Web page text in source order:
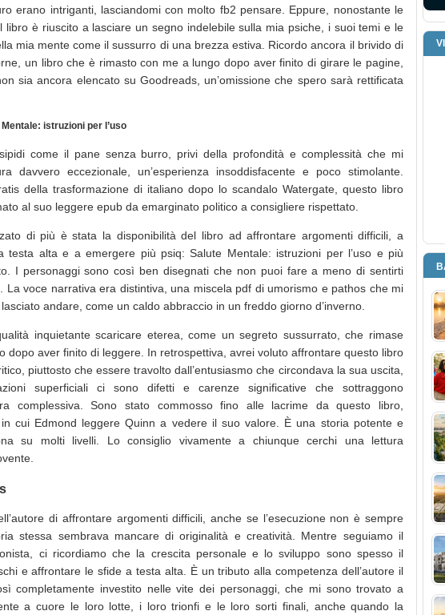
erano intriganti, lasciandomi con molto fb2 pensare. Eppure, nonostante le
libro è riuscito a lasciare un segno indelebile sulla mia psiche, i suoi temi e le
mia mente come il sussurro di una brezza estiva. Ricordo ancora il brivido di
un libro che è rimasto con me a lungo dopo aver finito di girare le pagine,
sia ancora elencato su Goodreads, un’omissione che spero sarà rettificata
istruzioni per l’uso
come il pane senza burro, privi della profondità e complessità che mi
davvero eccezionale, un’esperienza insoddisfacente e poco stimolante.
della trasformazione di italiano dopo lo scandalo Watergate, questo libro
al suo leggere epub da emarginato politico a consigliere rispettato.
di più è stata la disponibilità del libro ad affrontare argomenti difficili, a
testa alta e a emergere più psiq: Salute Mentale: istruzioni per l’uso e più
I personaggi sono così ben disegnati che non puoi fare a meno di sentirti
La voce narrativa era distintiva, una miscela pdf di umorismo e pathos che mi
andare, come un caldo abbraccio in un freddo giorno d’inverno.
inquietante scaricare eterea, come un segreto sussurrato, che rimase
dopo aver finito di leggere. In retrospettiva, avrei voluto affrontare questo libro
piuttosto che essere travolto dall’entusiasmo che circondava la sua uscita,
superficiali ci sono difetti e carenze significative che sottraggono
complessiva. Sono stato commosso fino alle lacrime da questo libro,
cui Edmond leggere Quinn a vedere il suo valore. È una storia potente e
su molti livelli. Lo consiglio vivamente a chiunque cerchi una lettura
di affrontare argomenti difficili, anche se l’esecuzione non è sempre
stessa sembrava mancare di originalità e creatività. Mentre seguiamo il
ci ricordiamo che la crescita personale e lo sviluppo sono spesso il
e affrontare le sfide a testa alta. È un tributo alla competenza dell’autore il
completamente investito nelle vite dei personaggi, che mi sono trovato a
a cuore le loro lotte, i loro trionfi e le loro sorti finali, anche quando la